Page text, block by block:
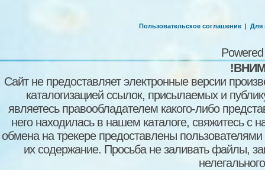
Пользовательское соглашение | Для
Сайт не предоставляет электронные версии
каталогизацией ссылок, присылаемых и
являетесь правообладателем какого-либо
него находилась в нашем каталоге, свяжитесь
обмена на трекере предоставлены пользователями
их содержание. Просьба не заливать файлы,